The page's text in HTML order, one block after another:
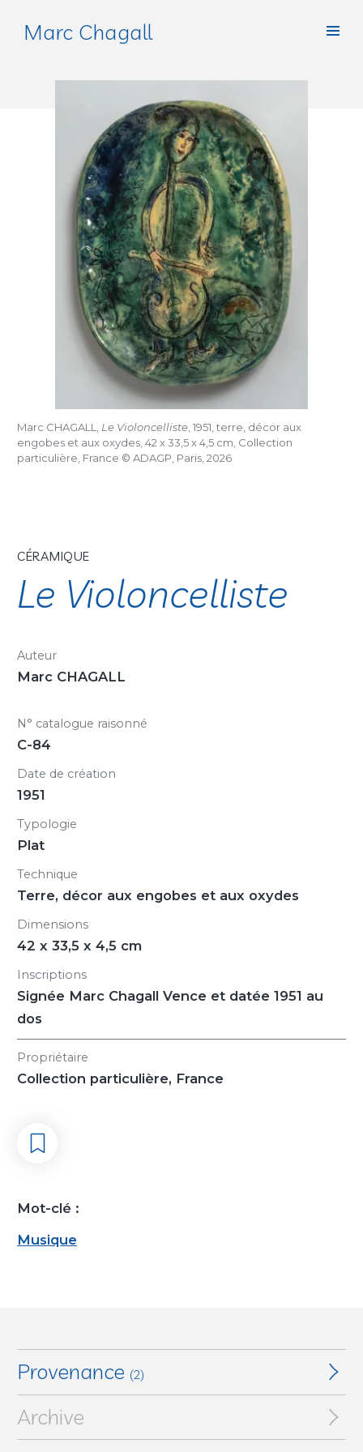
Marc Chagall
CÉRAMIQUE
Le Violoncelliste
Auteur
Marc CHAGALL
N° catalogue raisonné
C-84
Date de création
1951
Typologie
Plat
Technique
Terre, décor aux engobes et aux oxydes
Dimensions
42 x 33,5 x 4,5 cm
Inscriptions
Signée Marc Chagall Vence et datée 1951 au
dos
Propriétaire
Collection particulière, France
Mot-clé :
Musique
Marc CHAGALL, Le Violoncelliste , 1951, terre, décor aux
engobes et aux oxydes, 42 x 33,5 x 4,5 cm, Collection
particulière, France © ADAGP, Paris, 2026
Provenance (2)
Galerie Maeght, Paris, France (Chez)
Archive